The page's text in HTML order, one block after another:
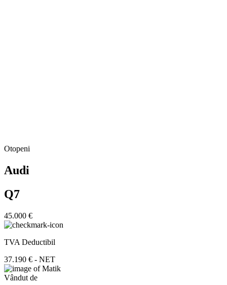
Otopeni
Audi
Q7
45.000 €
TVA Deductibil
37.190 € - NET
Vândut de